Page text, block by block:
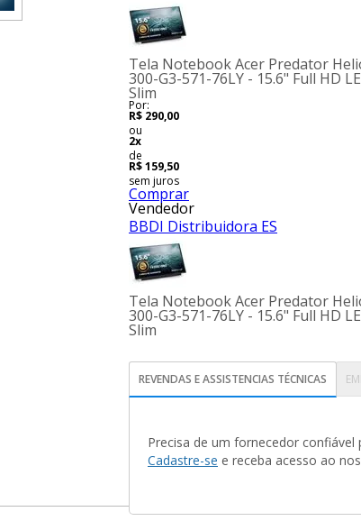
Tela Notebook Acer Predator
300-G3-571-76LY - 15.6" Full HD
Slim
Por:
R$ 290,00
ou
2x
de
R$ 159,50
sem juros
Comprar
Vendedor
BBDI Distribuidora ES
Tela Notebook Acer Predator
300-G3-571-76LY - 15.6" Full HD
Slim
REVENDAS E ASSISTENCIAS TÉCNICAS
Precisa de um fornecedor confiável
Cadastre-se e receba acesso ao